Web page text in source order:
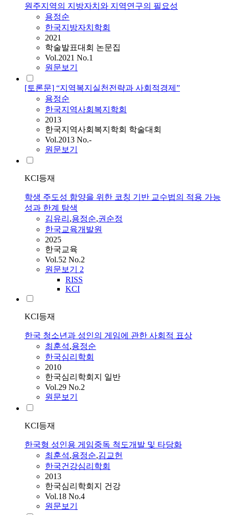
원주지역의 지방자치와 지역연구의 필요성
용정순
한국지방자치학회
2021
학술발표대회 논문집
Vol.2021 No.1
원문보기
[토론문] “지역복지실천전략과 사회적경제”
용정순
한국지역사회복지학회
2013
한국지역사회복지학회 학술대회
Vol.2013 No.-
원문보기
KCI등재
학생 주도성 함양을 위한 코칭 기반 교수법의 적용 가능
성과 한계 탐색
김유리 ,용정순,권순정
한국교육개발원
2025
한국교육
Vol.52 No.2
원문보기 2
RISS
KCI
KCI등재
한국 청소년과 성인의 게임에 관한 사회적 표상
최훈석,용정순
한국심리학회
2010
한국심리학회지 일반
Vol.29 No.2
원문보기
KCI등재
한국형 성인용 게임중독 척도개발 및 타당화
최훈석,용정순,김교헌
한국건강심리학회
2013
한국심리학회지 건강
Vol.18 No.4
원문보기